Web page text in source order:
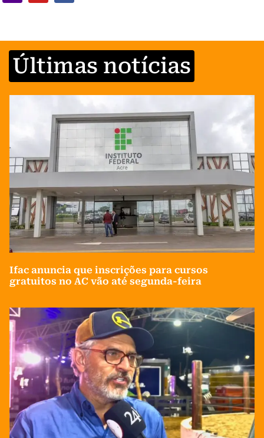
Últimas notícias
Ifac anuncia que inscrições para cursos
gratuitos no AC vão até segunda-feira